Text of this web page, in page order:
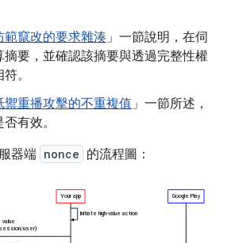
範竄改的要求雜湊」一節說明，在伺
摘要，並確認該摘要與透過完整性權
。
禦重播攻擊的不重複值」一節所述，
有效。
器端 nonce 的流程圖：